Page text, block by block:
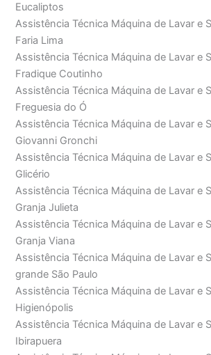
Eucaliptos
Assistência Técnica Máquina de Lavar e
Faria Lima
Assistência Técnica Máquina de Lavar e
Fradique Coutinho
Assistência Técnica Máquina de Lavar e
Freguesia do Ó
Assistência Técnica Máquina de Lavar e
Giovanni Gronchi
Assistência Técnica Máquina de Lavar e
Glicério
Assistência Técnica Máquina de Lavar e
Granja Julieta
Assistência Técnica Máquina de Lavar e
Granja Viana
Assistência Técnica Máquina de Lavar e
grande São Paulo
Assistência Técnica Máquina de Lavar e
Higienópolis
Assistência Técnica Máquina de Lavar e
Ibirapuera